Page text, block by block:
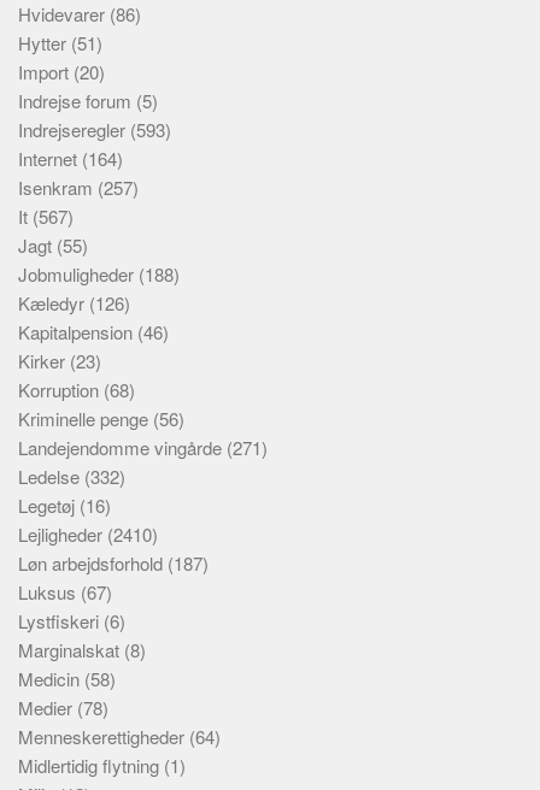
Hvidevarer (86)
Hytter (51)
Import (20)
Indrejse forum (5)
Indrejseregler (593)
Internet (164)
Isenkram (257)
It (567)
Jagt (55)
Jobmuligheder (188)
Kæledyr (126)
Kapitalpension (46)
Kirker (23)
Korruption (68)
Kriminelle penge (56)
Landejendomme vingårde (271)
Ledelse (332)
Legetøj (16)
Lejligheder (2410)
Løn arbejdsforhold (187)
Luksus (67)
Lystfiskeri (6)
Marginalskat (8)
Medicin (58)
Medier (78)
Menneskerettigheder (64)
Midlertidig flytning (1)